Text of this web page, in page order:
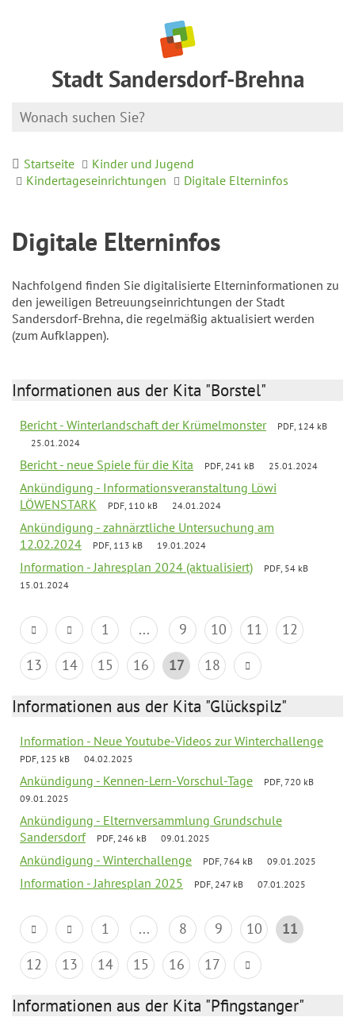
Stadt Sandersdorf-Brehna
Startseite
Kinder und Jugend
Kindertageseinrichtungen
Digitale Elterninfos
Digitale Elterninfos
Nachfolgend finden Sie digitalisierte Elterninformationen zu
den jeweiligen Betreuungseinrichtungen der Stadt
Sandersdorf-Brehna, die regelmäßig aktualisiert werden
(zum Aufklappen).
Informationen aus der Kita "Borstel"
Bericht - Winterlandschaft der Krümelmonster
PDF, 124 kB
25.01.2024
Bericht - neue Spiele für die Kita PDF, 241 kB 25.01.2024
Ankündigung - Informationsveranstaltung Löwi
LÖWENSTARK
PDF, 110 kB 24.01.2024
Ankündigung - zahnärztliche Untersuchung am
12.02.2024
PDF, 113 kB 19.01.2024
Information - Jahresplan 2024 (aktualisiert)
PDF, 54 kB
15.01.2024
1 ... 9 10 11
12
13
14 15 16 17 18
Informationen aus der Kita "Glückspilz"
Information - Neue Youtube-Videos zur Winterchallenge
PDF, 125 kB 04.02.2025
Ankündigung - Kennen-Lern-Vorschul-Tage
PDF, 720 kB
09.01.2025
Ankündigung - Elternversammlung Grundschule
Sandersdorf
PDF, 246 kB 09.01.2025
Ankündigung - Winterchallenge PDF, 764 kB 09.01.2025
Information - Jahresplan 2025 PDF, 247 kB 07.01.2025
1 ... 8 9 10
11
12
13 14 15 16 17
Informationen aus der Kita "Pfingstanger"